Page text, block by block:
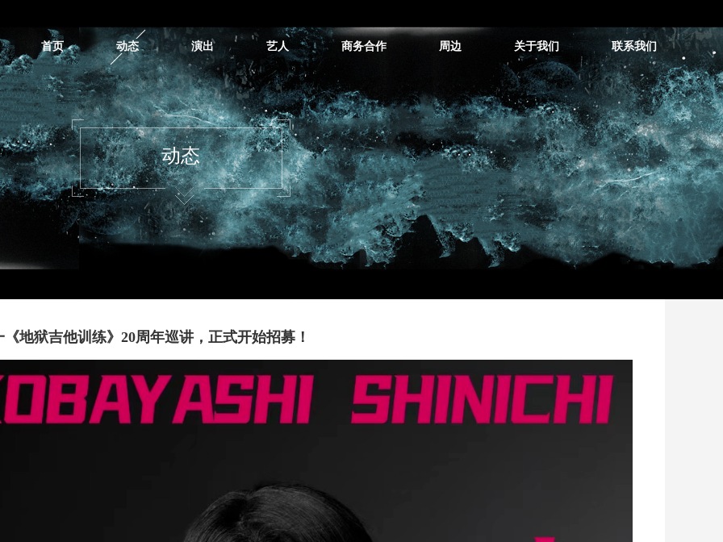
首页 动态 演出 艺人 商务合作 周边 关于我们 联系我们
动态
地狱吉他训练》20周年巡讲，正式开始招募！